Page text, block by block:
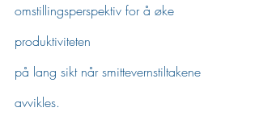
omstillingsperspektiv for å øke
produktiviteten
på lang sikt når smittevernstiltakene
avvikles.